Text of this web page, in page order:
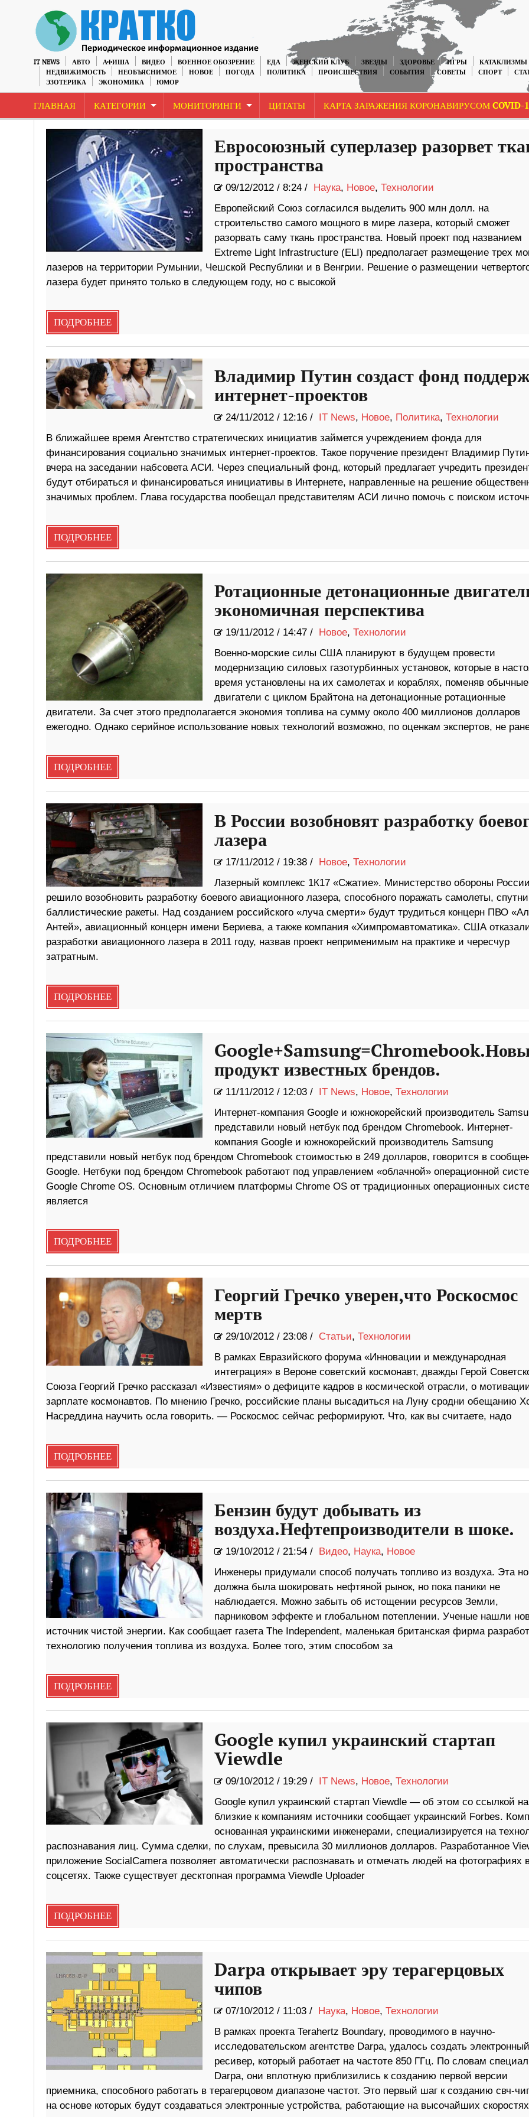
IT NEWS АВТО АФИША ВИДЕО ВОЕННОЕ ОБОЗРЕНИЕ ЕДА ЖЕНСКИЙ КЛУБ ЗВЕЗДЫ ЗДОРОВЬЕ ИГРЫ КАТАКЛИЗМЫ
НЕДВИЖИМОСТЬ
НЕОБЪЯСНИМОЕ НОВОЕ ПОГОДА ПОЛИТИКА ПРОИСШЕСТВИЯ СОБЫТИЯ СОВЕТЫ СПОРТ
ЭЗОТЕРИКА
ЭКОНОМИКА ЮМОР
ГЛАВНАЯ КАТЕГОРИИ МОНИТОРИНГИ ЦИТАТЫ КАРТА ЗАРАЖЕНИЯ КОРОНАВИРУСОМ COVID-
Евросоюзный суперлазер разорвет
пространства
09/12/2012/ 8:24 / Наука, Новое, Технологии
Европейский Союз согласился выделить 900 млн долл. на
строительство самого мощного в мире лазера, который сможет
разорвать саму ткань пространства. Новый проект под названием
Extreme Light Infrastructure (ELI) предполагает размещение трех
лазеров на территории Румынии, Чешской Республики и в Венгрии. Решение о размещении
лазера будет принято только в следующем году, но с высокой
ПОДРОБНЕЕ
Владимир Путин создаст фонд
интернет-проектов
24/11/2012/ 12:16 / IT News, Новое, Политика, Технологии
В ближайшее время Агентство стратегических инициатив займется учреждением фонда для
финансирования социально значимых интернет-проектов. Такое поручение президент Владимир
вчера на заседании набсовета АСИ. Через специальный фонд, который предлагает учредить
будут отбираться и финансироваться инициативы в Интернете, направленные на решение
значимых проблем. Глава государства пообещал представителям АСИ лично помочь с поиском
ПОДРОБНЕЕ
Ротационные детонационные
экономичная перспектива
19/11/2012/ 14:47 / Новое, Технологии
Военно-морские силы США планируют в будущем провести
модернизацию силовых газотурбинных установок, которые в
время установлены на их самолетах и кораблях, поменяв обычные
двигатели с циклом Брайтона на детонационные ротационные
двигатели. За счет этого предполагается экономия топлива на сумму около 400 миллионов долларов
ежегодно. Однако серийное использование новых технологий возможно, по оценкам экспертов, не
ПОДРОБНЕЕ
В России возобновят разработку
лазера
17/11/2012/ 19:38 / Новое, Технологии
Лазерный комплекс 1К17 «Сжатие». Министерство обороны России
решило возобновить разработку боевого авиационного лазера, способного поражать самолеты,
баллистические ракеты. Над созданием российского «луча смерти» будут трудиться концерн ПВО
Антей», авиационный концерн имени Бериева, а также компания «Химпромавтоматика». США
разработки авиационного лазера в 2011 году, назвав проект неприменимым на практике и чересчур
затратным.
ПОДРОБНЕЕ
продукт известных брендов.
11/11/2012/ 12:03 / IT News, Новое, Технологии
Интернет-компания Google и южнокорейский производитель
представили новый нетбук под брендом Chromebook. Интернет-
компания Google и южнокорейский производитель Samsung
представили новый нетбук под брендом Chromebook стоимостью в 249 долларов, говорится в
Google. Нетбуки под брендом Chromebook работают под управлением «облачной» операционной
Google Chrome OS. Основным отличием платформы Chrome OS от традиционных операционных
является
ПОДРОБНЕЕ
Георгий Гречко уверен,что Роскосмос
мертв
29/10/2012/ 23:08 / Статьи, Технологии
В рамках Евразийского форума «Инновации и международная
интеграция» в Вероне советский космонавт, дважды Герой
Союза Георгий Гречко рассказал «Известиям» о дефиците кадров в космической отрасли, о
зарплате космонавтов. По мнению Гречко, российские планы высадиться на Луну сродни обещанию
Насреддина научить осла говорить. — Роскосмос сейчас реформируют. Что, как вы считаете, надо
ПОДРОБНЕЕ
Бензин будут добывать из
воздуха.Нефтепроизводители в шоке.
19/10/2012/ 21:54 / Видео, Наука, Новое
Инженеры придумали способ получать топливо из воздуха. Эта
должна была шокировать нефтяной рынок, но пока паники не
наблюдается. Можно забыть об истощении ресурсов Земли,
парниковом эффекте и глобальном потеплении. Ученые нашли
источник чистой энергии. Как сообщает газета The Independent, маленькая британская фирма
технологию получения топлива из воздуха. Более того, этим способом за
ПОДРОБНЕЕ
Google купил украинский стартап
Viewdle
09/10/2012/ 19:29 / IT News, Новое, Технологии
Google купил украинский стартап Viewdle — об этом со ссылкой на
близкие к компаниям источники сообщает украинский Forbes.
основанная украинскими инженерами, специализируется на
распознавания лиц. Сумма сделки, по слухам, превысила 30 миллионов долларов. Разработанное
приложение SocialCamera позволяет автоматически распознавать и отмечать людей на фотографиях
соцсетях. Также существует десктопная программа Viewdle Uploader
ПОДРОБНЕЕ
Darpa открывает эру терагерцовых
чипов
07/10/2012/ 11:03 / Наука, Новое, Технологии
В рамках проекта Terahertz Boundary, проводимого в научно-
исследовательском агентстве Darpa, удалось создать электронный
ресивер, который работает на частоте 850 ГГц. По словам
Darpa, они вплотную приблизились к созданию первой версии
приемника, способного работать в терагерцовом диапазоне частот. Это первый шаг к созданию свч-
на основе которых будут создаваться электронные устройства, работающие на высочайших